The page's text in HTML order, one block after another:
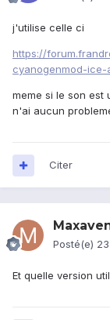
j'utilise celle ci
https://
cyanogenmod-ice-
meme si le son est
n'ai aucun
Citer
Posté(e)
Et quelle version